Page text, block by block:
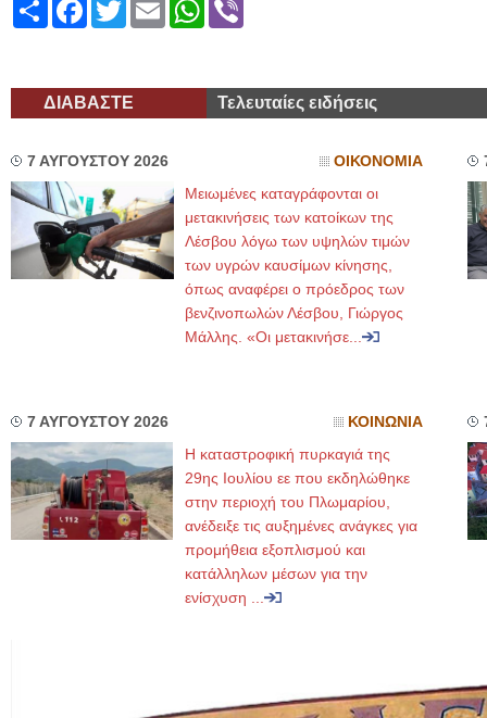
ΔΙΑΒΑΣΤΕ Τελευταίες ειδήσεις
7 ΑΥΓΟΥΣΤΟΥ 2026 ΟΙΚΟΝΟΜΙΑ
Μειωμένες καταγράφονται οι
μετακινήσεις των κατοίκων της
Λέσβου λόγω των υψηλών τιμών
των υγρών καυσίμων κίνησης,
όπως αναφέρει ο πρόεδρος των
βενζινοπωλών Λέσβου, Γιώργος
Μάλλης. «Οι μετακινήσε...
7 ΑΥΓΟΥΣΤΟΥ 2026 ΚΟΙΝΩΝΙΑ
Η καταστροφική πυρκαγιά της
29ης Ιουλίου εε που εκδηλώθηκε
στην περιοχή του Πλωμαρίου,
ανέδειξε τις αυξημένες ανάγκες για
προμήθεια εξοπλισμού και
κατάλληλων μέσων για την
ενίσχυση ...